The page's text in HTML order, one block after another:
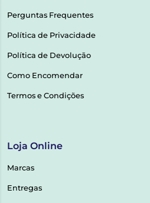
Perguntas Frequentes
Política de Privacidade
Política de Devolução
Como Encomendar
Termos e Condições
Loja Online
Marcas
Entregas